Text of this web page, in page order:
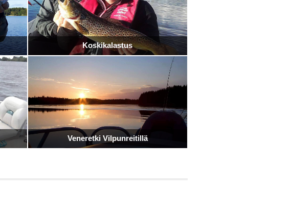
Koskikalastus
Veneretki Vilpunreitillä